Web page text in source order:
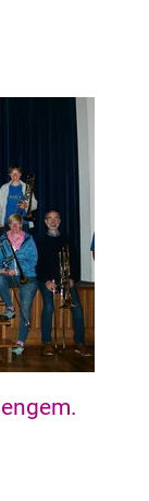
Südervorstadt,